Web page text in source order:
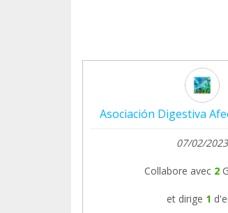
Gracias por vuestra
Asociación Digestiva
07/02/2023
Collabore avec 2
et dirige 1